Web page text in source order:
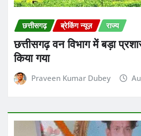
छत्तीसगढ़ ब्रेकिंग न्यूज़ राज्य
छत्तीसगढ़ वन विभाग में बड़ा
किया गया
Praveen Kumar Dubey